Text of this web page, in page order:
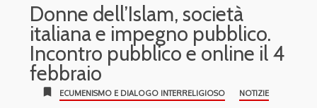
Donne dell’Islam, società
italiana e impegno pubblico.
Incontro pubblico e online il 4
febbraio
bookmark ECUMENISMO E DIALOGO INTERRELIGIOSO NOTIZIE